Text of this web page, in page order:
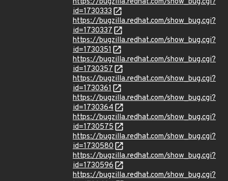
id=1730333
https://bugzilla.redhat.com/show_bug.cgi?
id=1730337
https://bugzilla.redhat.com/show_bug.cgi?
id=1730351
https://bugzilla.redhat.com/show_bug.cgi?
id=1730357
https://bugzilla.redhat.com/show_bug.cgi?
id=1730361
https://bugzilla.redhat.com/show_bug.cgi?
id=1730364
https://bugzilla.redhat.com/show_bug.cgi?
id=1730575
https://bugzilla.redhat.com/show_bug.cgi?
id=1730580
https://bugzilla.redhat.com/show_bug.cgi?
id=1730596
https://bugzilla.redhat.com/show_bug.cgi?